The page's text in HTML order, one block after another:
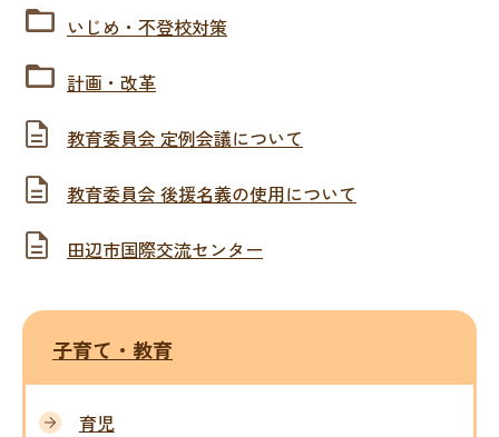
いじめ・不登校対策
計画・改革
教育委員会 定例会議について
教育委員会 後援名義の使用について
田辺市国際交流センター
子育て・教育
育児